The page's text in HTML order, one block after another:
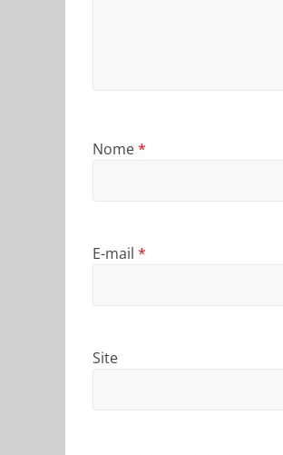
Nome*
E-mail *
Site